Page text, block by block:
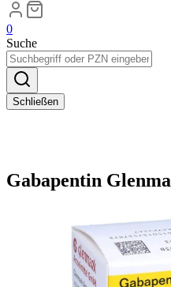
0
Suche
Schließen
Gabapentin